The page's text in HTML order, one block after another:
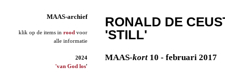
MAAS-archief
klik op de items in rood voor
alle informatie
2024
'van God los'
RONALD DE
'STILL'
MAAS-kort 10 - februari 2017